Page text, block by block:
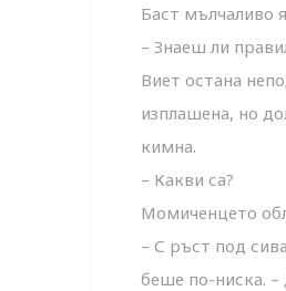
Баст мълчаливо
– Знаеш ли
Виет остана
изплашена, но
кимна.
– Какви са?
Момиченцето
– С ръст под
беше по-ниска.